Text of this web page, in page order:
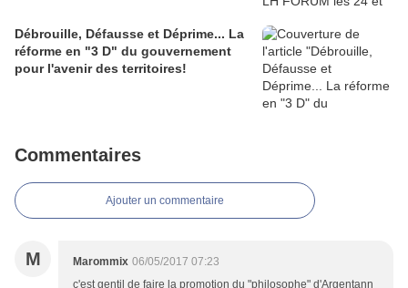
Débrouille, Défausse et Déprime... La
réforme en "3 D" du gouvernement
pour l'avenir des territoires!
Commentaires
Ajouter un commentaire
M Marommix 06/05/2017 07:23
c'est gentil de faire la promotion du "philosophe" d'Argentann